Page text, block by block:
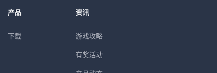
产品
下载
资讯
游戏攻略
有奖活动